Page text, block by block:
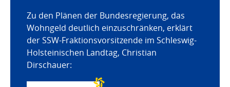
Zu den Plänen der Bundesregierung, das
Wohngeld deutlich einzuschränken, erklärt
der SSW-Fraktionsvorsitzende im Schleswig-
Holsteinischen Landtag, Christian
Dirschauer: